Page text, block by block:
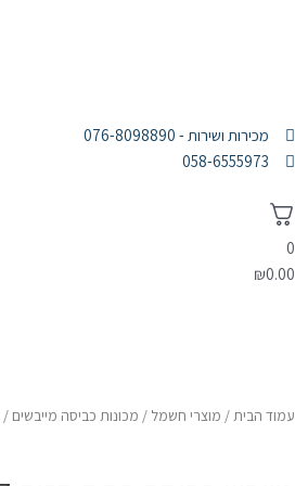
מכירות ושירות - 076-8098890
058-6555973
0
₪0.00
עמוד הבית/ מוצרי חשמל / מכונות כביסה מייבשים /